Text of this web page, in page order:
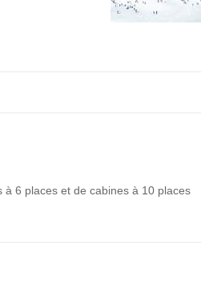
6 places et de cabines à 10 places